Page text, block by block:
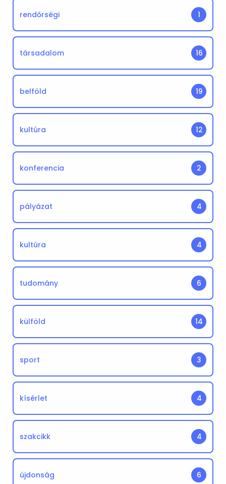
rendőrségi 1
társadalom 16
belföld 19
kultúra 12
konferencia 2
pályázat 4
kultúra 4
tudomány 6
külföld 14
sport 3
kísérlet 4
szakcikk 4
újdonság 6